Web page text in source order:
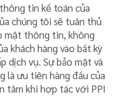
tin kế toán của
chúng tôi sẽ tuân thủ
mật thông tin, không
khách hàng vào bất kỳ
dịch vụ. Sự bảo mật và
là ưu tiên hàng đầu của
tâm khi hợp tác với PPI